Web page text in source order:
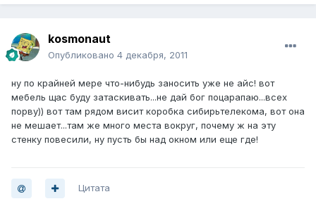
kosmonaut
Опубликовано 4 декабря, 2011
ну по крайней мере что-нибудь заносить уже не айс! вот
мебель щас буду затаскивать...не дай бог поцарапаю...всех
порву)) вот там рядом висит коробка сибирьтелекома, вот она
не мешает...там же много места вокруг, почему ж на эту
стенку повесили, ну пусть бы над окном или еще где!
Цитата